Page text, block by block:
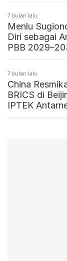
7 bulan lalu
Menlu
Diri sebagai
PBB
7 bulan lalu
China
BRICS di
IPTEK